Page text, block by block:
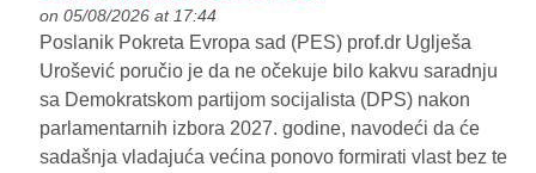
on 05/08/2026 at 17:44
Poslanik Pokreta Evropa sad (PES) prof.dr Uglješa
Urošević poručio je da ne očekuje bilo kakvu saradnju
sa Demokratskom partijom socijalista (DPS) nakon
parlamentarnih izbora 2027. godine, navodeći da će
sadašnja vladajuća većina ponovo formirati vlast bez te